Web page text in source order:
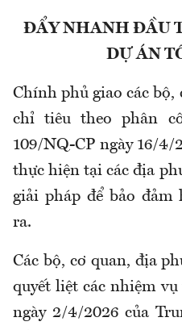
ĐẨY NHANH ĐẦU
DỰ ÁN
Chính phủ giao các
chỉ tiêu theo phân
109/NQ-CP ngày 16/
thực hiện tại các địa
giải pháp để bảo
ra.
Các bộ, cơ quan, địa
quyết liệt các nhiệm
ngày 2/4/2026 của